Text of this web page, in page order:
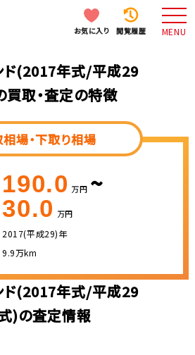
お気に入り 閲覧履歴 MENU
ド(2017年式/平成29
買取・査定の特徴
場・下取り相場
190.0 万円 ~
30.0 万円
2017(平成29)年
9.9万km
ド(2017年式/平成29
)の査定情報